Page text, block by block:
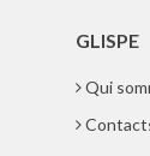
GLISPE
Qui